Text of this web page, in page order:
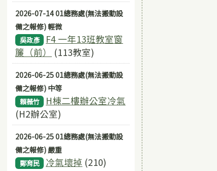
2026-07-14 01總務處(無法搬動設
備之報修) 輕微
吳政彥
F4 一年13班教室窗
簾（前）
(113教室)
2026-06-25 01總務處(無法搬動設
備之報修) 中等
賴薇竹
H棟二樓辦公室冷氣
(H2辦公室)
2026-06-25 01總務處(無法搬動設
備之報修) 嚴重
鄭育民 冷氣壞掉 (210)